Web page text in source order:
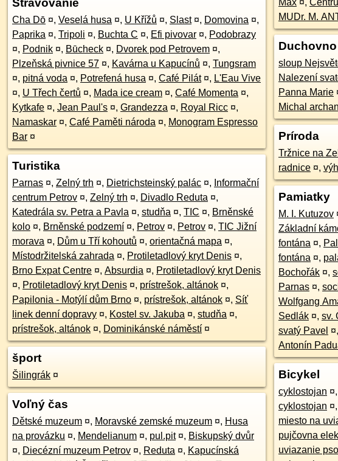
Stravovanie
Cha Dō ¤, Veselá husa ¤, U Křížů ¤, Slast ¤, Domovina ¤,
Paprika ¤, Tripoli ¤, Buchta C ¤, Efi pivovar ¤, Podobrazy
¤, Podnik ¤, Būcheck ¤, Dvorek pod Petrovem ¤,
Plzeňská pivnice 57 ¤, Kavárna u Kapucínů ¤, Tungsram
¤, pitná voda ¤, Potrefená husa ¤, Café Pilát ¤, L'Eau Vive
¤, U Třech čertů ¤, Mada ice cream ¤, Café Momenta ¤,
Kytkafe ¤, Jean Paul's ¤, Grandezza ¤, Royal Ricc ¤,
Namaskar ¤, Café Paměti národa ¤, Monogram Espresso
Bar ¤
Turistika
Parnas ¤, Zelný trh ¤, Dietrichsteinský palác ¤, Informační
centrum Petrov ¤, Zelný trh ¤, Divadlo Reduta ¤,
Katedrála sv. Petra a Pavla ¤, studňa ¤, TIC ¤, Brněnské
kolo ¤, Brněnské podzemí ¤, Petrov ¤, Petrov ¤, TIC Jižní
morava ¤, Dům u Tří kohoutů ¤, orientačná mapa ¤,
Místodržitelská zahrada ¤, Protiletadlový kryt Denis ¤,
Brno Expat Centre ¤, Absurdia ¤, Protiletadlový kryt Denis
¤, Protiletadlový kryt Denis ¤, prístrešok, altánok ¤,
Papilonia - Motýlí dům Brno ¤, prístrešok, altánok ¤, Síť
linek denní dopravy ¤, Kostel sv. Jakuba ¤, studňa ¤,
prístrešok, altánok ¤, Dominikánské náměstí ¤
šport
Šilingrák ¤
Voľný čas
Dětské muzeum ¤, Moravské zemské muzeum ¤, Husa
na provázku ¤, Mendelianum ¤, pul.pit ¤, Biskupský dvůr
¤, Diecézní muzeum Petrov ¤, Reduta ¤, Kapucínská
Max ¤,
MUDr. M.
Duchovno
sloup
Nalezení
Panna Marie
Michal
Príroda
Tržnice na
radnice ¤,
Pamiatky
M. I. Kutuzov
Základní
fontána ¤,
fontána ¤,
Bochořák ¤,
Parnas ¤,
Wolfgang
Sedlák ¤, sv.
svatý Pavel ¤,
Antonín
Bicykel
cyklostojan ¤,
cyklostojan ¤,
miesto na
pujčovna
uviazanie